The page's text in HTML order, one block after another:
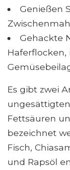
Genießen
Gehackte
Haferflocken,
Es gibt zwei
Fettsäuren
bezeichnet
Fisch,
und Rapsöl